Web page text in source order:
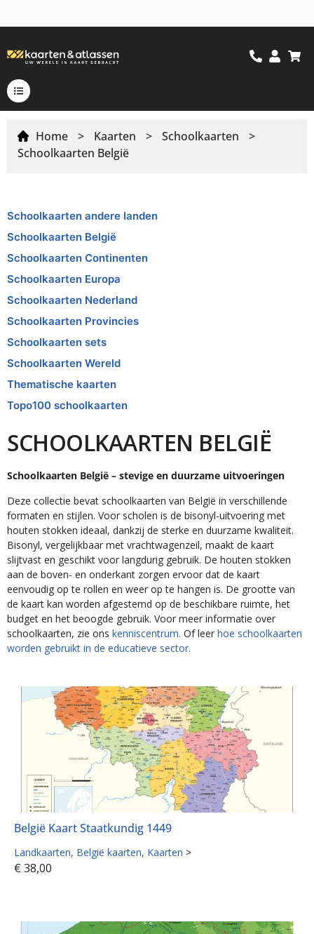
Home > Kaarten > Schoolkaarten
>
Schoolkaarten België
Schoolkaarten andere landen
Schoolkaarten België
Schoolkaarten Continenten
Schoolkaarten Europa
Schoolkaarten Nederland
Schoolkaarten Provincies
Schoolkaarten sets
Schoolkaarten Wereld
Thematische kaarten
Topo100 schoolkaarten
SCHOOLKAARTEN BELGIË
Schoolkaarten België – stevige en duurzame uitvoeringen
Deze collectie bevat schoolkaarten van België in verschillende
formaten en stijlen. Voor scholen is de bisonyl-uitvoering met
houten stokken ideaal, dankzij de sterke en duurzame kwaliteit.
Bisonyl, vergelijkbaar met vrachtwagenzeil, maakt de kaart
slijtvast en geschikt voor langdurig gebruik. De houten stokken
aan de boven- en onderkant zorgen ervoor dat de kaart
eenvoudig op te rollen en weer op te hangen is. De grootte van
de kaart kan worden afgestemd op de beschikbare ruimte, het
budget en het beoogde gebruik. Voor meer informatie over
schoolkaarten, zie ons kenniscentrum. Of leer hoe schoolkaarten
worden gebruikt in de educatieve sector.
België Kaart Staatkundig 1449
Landkaarten België kaarten Kaarten >
€ 38,00